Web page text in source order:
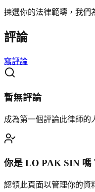
揀選你的法律範疇，我們
評論
寫評論
暫無評論
成為第一個評論此律師的
你是 LO PAK SIN 嗎
認領此頁面以管理你的資